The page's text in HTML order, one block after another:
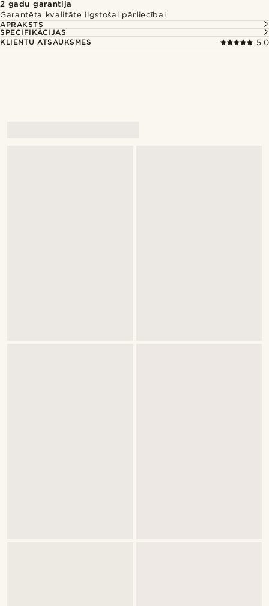
2 gadu garantija
Garantēta kvalitāte ilgstošai pārliecībai
APRAKSTS
SPECIFIKĀCIJAS
KLIENTU ATSAUKSMES
5.0